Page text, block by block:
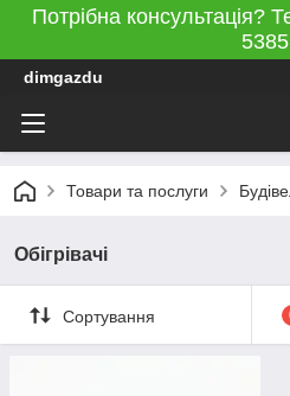
Потрібна консультація?
5385
dimgazdu
Товари та послуги
Обігрівачі
Сортування